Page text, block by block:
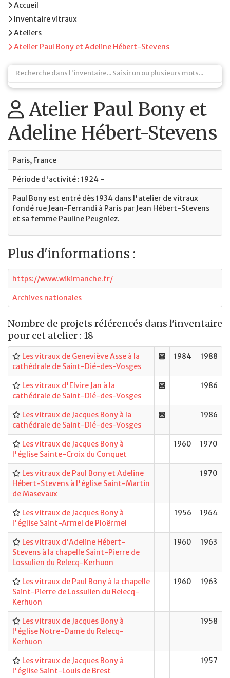
Accueil
Inventaire vitraux
Ateliers
Atelier Paul Bony et Adeline Hébert-Stevens
Atelier Paul Bony et
Adeline Hébert-Stevens
Paris, France
Période d'activité : 1924 -
Paul Bony est entré dès 1934 dans l'atelier de vitraux
fondé rue Jean-Ferrandi à Paris par Jean Hébert-Stevens
et sa femme Pauline Peugniez.
Plus d'informations :
https://www.wikimanche.fr/
Archives nationales
Nombre de projets référencés dans l'inventaire
pour cet atelier : 18
Les vitraux de Geneviève Asse à la
cathédrale de Saint-Dié-des-Vosges
1984 1988
Les vitraux d'Elvire Jan à la
cathédrale de Saint-Dié-des-Vosges
1986
Les vitraux de Jacques Bony à la
cathédrale de Saint-Dié-des-Vosges
1986
Les vitraux de Jacques Bony à
l'église Sainte-Croix du Conquet
1960 1970
Les vitraux de Paul Bony et Adeline
Hébert-Stevens à l'église Saint-Martin
de Masevaux
1970
Les vitraux de Jacques Bony à
l'église Saint-Armel de Ploërmel
1956 1964
Les vitraux d'Adeline Hébert-
Stevens à la chapelle Saint-Pierre de
Lossulien du Relecq-Kerhuon
1960 1963
Les vitraux de Paul Bony à la chapelle
Saint-Pierre de Lossulien du Relecq-
Kerhuon
1960 1963
Les vitraux de Jacques Bony à
l'église Notre-Dame du Relecq-
Kerhuon
1958
Les vitraux de Jacques Bony à
l'église Saint-Louis de Brest
1957